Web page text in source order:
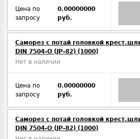
Цена по
запросу
0.00000000
руб.
Саморез с потай головкой
DIN 7504-O (JP-82) (1000)
Нет в наличии
Цена по
запросу
0.00000000
руб.
Саморез с потай головкой
DIN 7504-O (JP-82) (1000)